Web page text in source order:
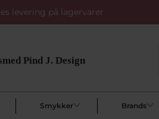
levering på lagervarer
Smykker Brands